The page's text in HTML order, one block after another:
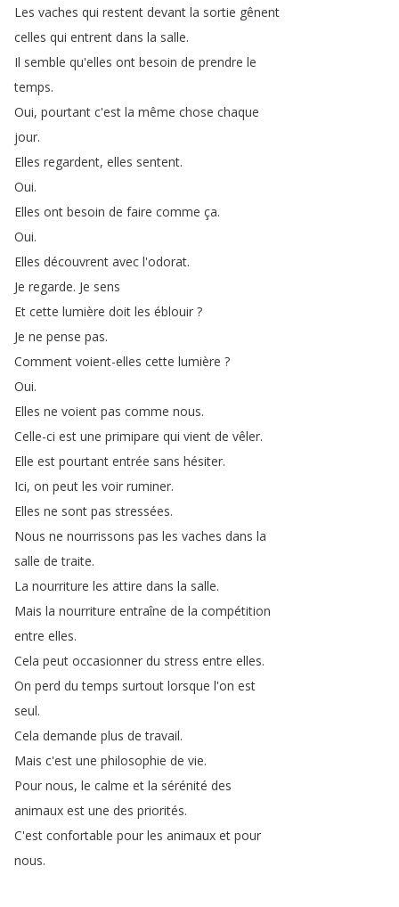
Les vaches qui restent devant la sortie gênent
celles qui entrent dans la salle.
Il semble qu'elles ont besoin de prendre le
temps.
Oui, pourtant c'est la même chose chaque
jour.
Elles regardent, elles sentent.
Oui.
Elles ont besoin de faire comme ça.
Oui.
Elles découvrent avec l'odorat.
Je regarde. Je sens
Et cette lumière doit les éblouir ?
Je ne pense pas.
Comment voient-elles cette lumière ?
Oui.
Elles ne voient pas comme nous.
Celle-ci est une primipare qui vient de vêler.
Elle est pourtant entrée sans hésiter.
Ici, on peut les voir ruminer.
Elles ne sont pas stressées.
Nous ne nourrissons pas les vaches dans la
salle de traite.
La nourriture les attire dans la salle.
Mais la nourriture entraîne de la compétition
entre elles.
Cela peut occasionner du stress entre elles.
On perd du temps surtout lorsque l'on est
seul.
Cela demande plus de travail.
Mais c'est une philosophie de vie.
Pour nous, le calme et la sérénité des
animaux est une des priorités.
C'est confortable pour les animaux et pour
nous.